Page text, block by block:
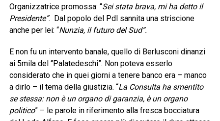
Organizzatrice promossa: “Sei stata brava, mi ha detto il
Presidente”. Dal popolo del Pdl sannita una striscione
anche per lei: “Nunzia, il futuro del Sud”.
E non fu un intervento banale, quello di Berlusconi dinanzi
ai 5mila del “Palatedeschi”. Non poteva esserlo
considerato che in quei giorni a tenere banco era – manco
a dirlo – il tema della giustizia. “La Consulta ha smentito
se stessa: non è un organo di garanzia, è un organo
politico” – le parole in riferimento alla fresca bocciatura